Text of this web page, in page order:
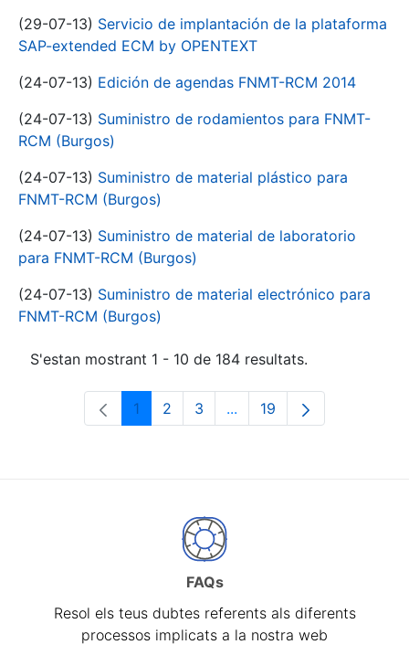
(29-07-13) Servicio de implantación de la plataforma
SAP-extended ECM by OPENTEXT
(24-07-13) Edición de agendas FNMT-RCM 2014
(24-07-13) Suministro de rodamientos para FNMT-
RCM (Burgos)
(24-07-13) Suministro de material plástico para
FNMT-RCM (Burgos)
(24-07-13) Suministro de material de laboratorio
para FNMT-RCM (Burgos)
(24-07-13) Suministro de material electrónico para
FNMT-RCM (Burgos)
S'estan mostrant 1 - 10 de 184 resultats.
Pàgina
1 Pàgina
2 Pàgina
3 ...Pàgines intermèdies
Pàgina
19
FAQs
Resol els teus dubtes referents als diferents
processos implicats a la nostra web